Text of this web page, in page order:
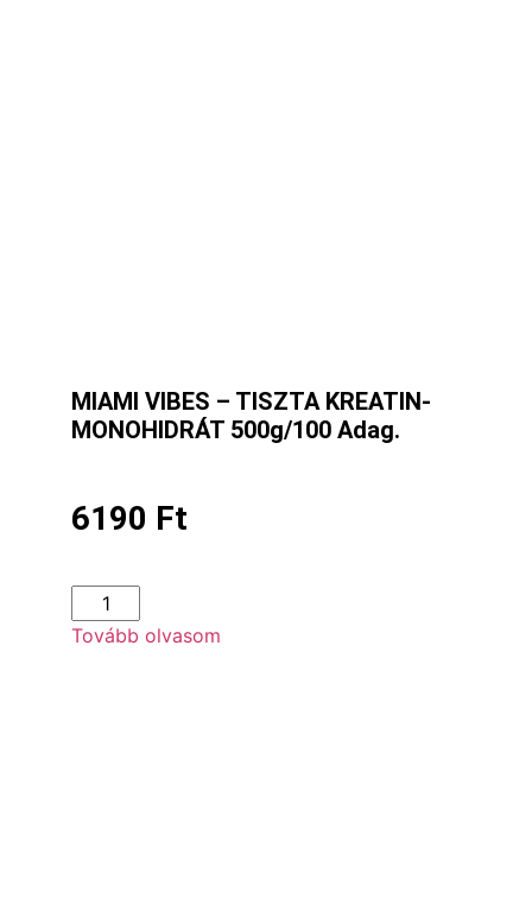
MIAMI VIBES – TISZTA KREATIN-
MONOHIDRÁT 500g/100 Adag.
6190 Ft
Tovább olvasom